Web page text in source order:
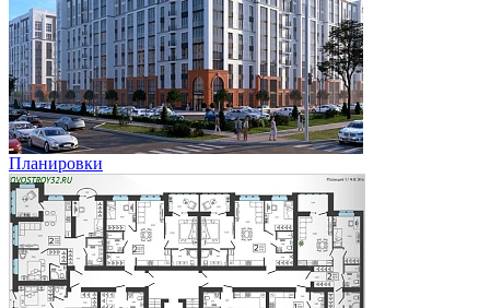
Планировки